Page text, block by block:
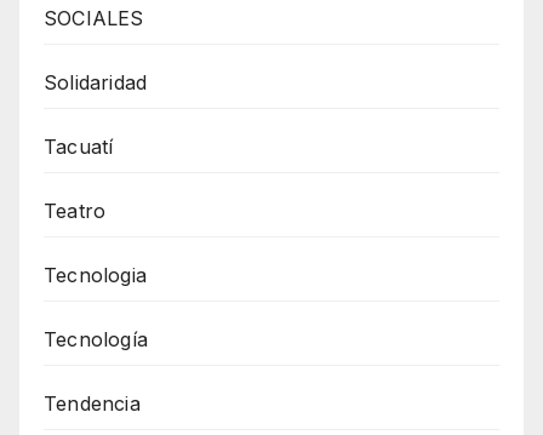
SOCIALES
Solidaridad
Tacuatí
Teatro
Tecnologia
Tecnología
Tendencia